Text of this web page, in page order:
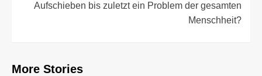
Aufschieben bis zuletzt ein Problem der gesamten
Menschheit?
More Stories